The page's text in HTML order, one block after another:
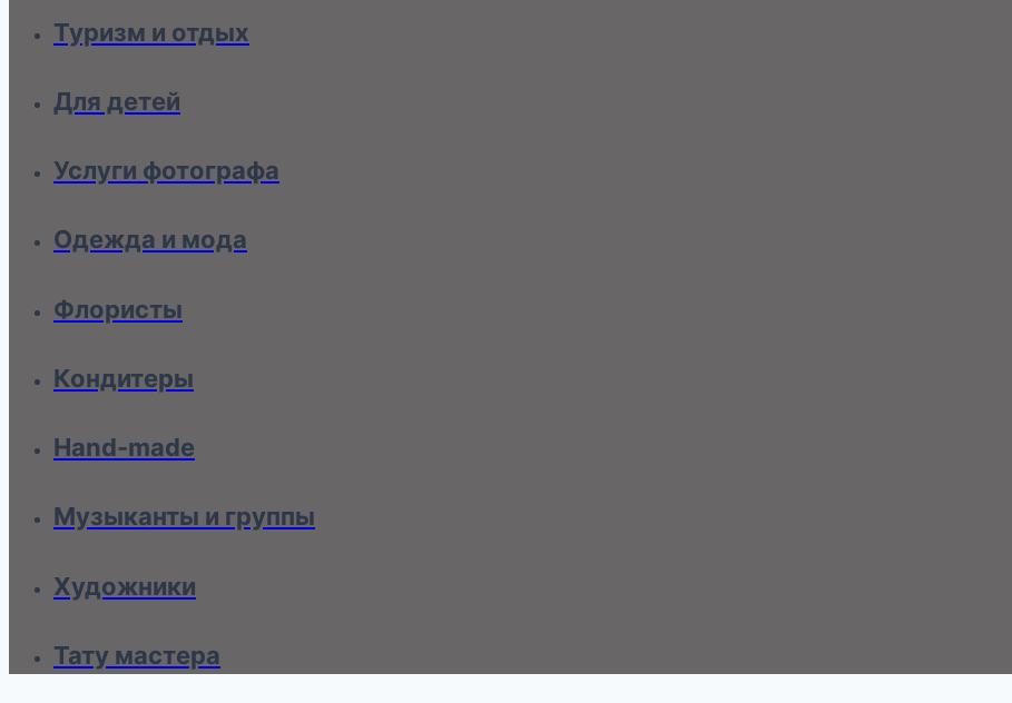
Туризм и отдых
Для детей
Услуги фотографа
Одежда и мода
Флористы
Кондитеры
Hand-made
Музыканты и группы
Художники
Тату мастера